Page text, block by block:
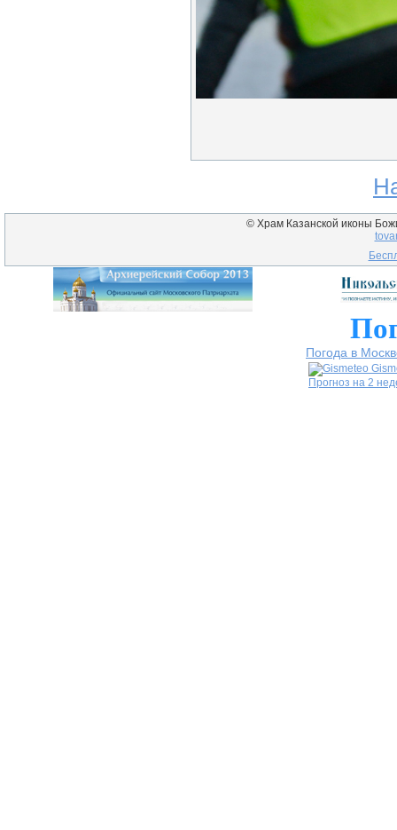
© Храм Казанской иконы
Погода в
Прогноз на 2